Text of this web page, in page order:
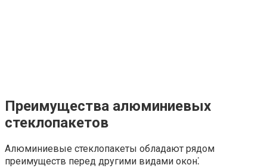
Преимущества алюминиевых
стеклопакетов
Алюминиевые стеклопакеты обладают рядом
преимуществ перед другими видами окон⁚